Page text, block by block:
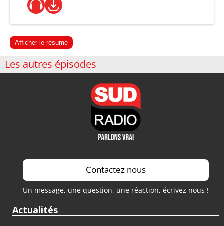
Afficher le résumé
Les autres épisodes
Contactez nous
Un message, une question, une réaction, écrivez nous !
Actualités